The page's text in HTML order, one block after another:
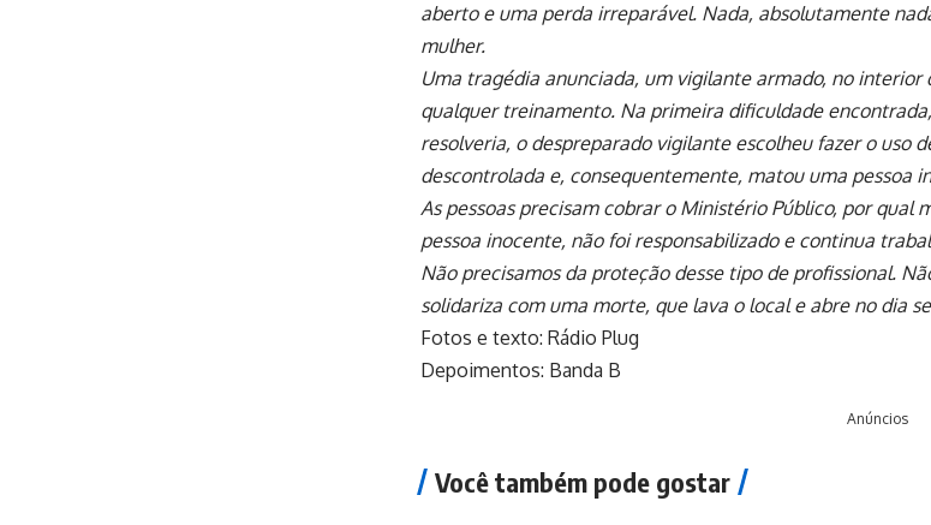
aberto e uma perda irreparável. Nada, absolutamente
mulher.
Uma tragédia anunciada, um vigilante armado, no
qualquer treinamento. Na primeira dificuldade
resolveria, o despreparado vigilante escolheu fazer o uso
descontrolada e, consequentemente, matou uma pessoa
As pessoas precisam cobrar o Ministério Público, por qual
pessoa inocente, não foi responsabilizado e continua
Não precisamos da proteção desse tipo de profissional.
solidariza com uma morte, que lava o local e abre no dia
Fotos e texto: Rádio Plug
Depoimentos: Banda B
Anúncios
Você também pode gostar